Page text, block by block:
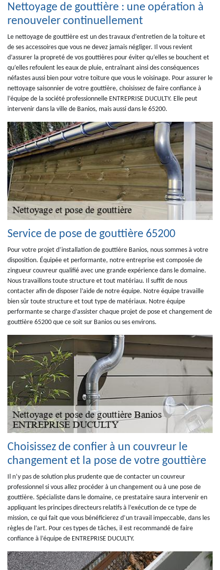
Nettoyage de gouttière : une opération à
renouveler continuellement
Le nettoyage de gouttière est un des travaux d’entretien de la toiture et
de ses accessoires que vous ne devez jamais négliger. Il vous revient
d’assurer la propreté de vos gouttières pour éviter qu’elles se bouchent et
qu’elles refoulent les eaux de pluie, entraînant ainsi des conséquences
néfastes aussi bien pour votre toiture que vous le voisinage. Pour assurer le
nettoyage saisonnier de votre gouttière, choisissez de faire confiance à
l’équipe de la société professionnelle ENTREPRISE DUCULTY. Elle peut
intervenir dans la ville de Banios, mais aussi dans le 65200.
Service de pose de gouttière 65200
Pour votre projet d’installation de gouttière Banios, nous sommes à votre
disposition. Équipée et performante, notre entreprise est composée de
zingueur couvreur qualifié avec une grande expérience dans le domaine.
Nous travaillons toute structure et tout matériau. Il suffit de nous
contacter afin de disposer l’aide de notre équipe. Notre équipe travaille
bien sûr toute structure et tout type de matériaux. Notre équipe
performante se charge d’assister chaque projet de pose et changement de
gouttière 65200 que ce soit sur Banios ou ses environs.
Choisissez de confier à un couvreur le
changement et la pose de votre gouttière
Il n’y pas de solution plus prudente que de contacter un couvreur
professionnel si vous allez procéder à un changement ou à une pose de
gouttière. Spécialiste dans le domaine, ce prestataire saura intervenir en
appliquant les principes directeurs relatifs à l’exécution de ce type de
mission, ce qui fait que vous bénéficierez d’un travail impeccable, dans les
règles de l’art. Pour ces types de tâches, il est recommandé de faire
confiance à l’équipe de ENTREPRISE DUCULTY.